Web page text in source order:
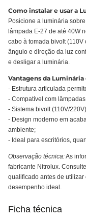
Como instalar e usar a
Posicione a luminária
lâmpada E-27 de até 40W
cabo à tomada bivolt
ângulo e direção da luz
e desligar a luminária.
Vantagens da Luminária
- Estrutura articulada
- Compatível com
- Sistema bivolt (110V/
- Design moderno em
ambiente;
- Ideal para escritórios,
Observação técnica:As
fabricante Nitrolux.
qualificado antes de
desempenho ideal.
Ficha técnica